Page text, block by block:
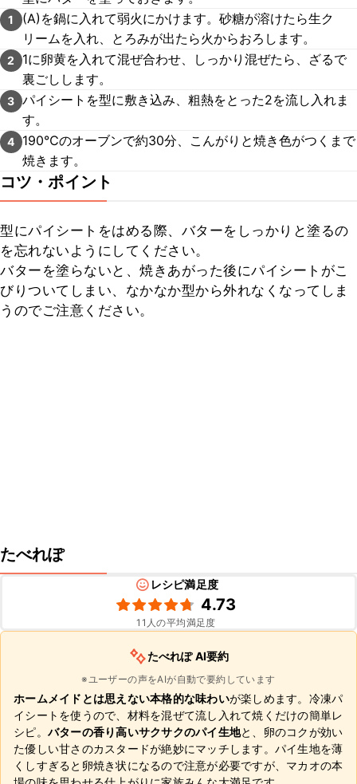
1
(A)を鍋に入れて弱火にかけます。砂糖が溶けたら生ク
リームを入れ、とろみが出たら火からおろします。
2
1に卵黄を入れて混ぜ合わせ、しっかり混ぜたら、ざるで
裏ごしします。
3 パイシートを型に敷き込み、粗熱をとった2を流し入れま
す。
4
190℃のオーブンで約30分、こんがりと焼き色がつくまで
焼きます。
コツ・ポイント
型にパイシートをはめる際、バターをしっかりと塗るの
を忘れないようにしてください。
バターを塗らないと、焼きあがった後にパイシートがこ
びりついてしまい、なかなか型から外れなくなってしま
うのでご注意ください。
たべれぽ
レシピ満足度
4.73
11 人の平均満足度
たべれぽ AI要約
※ユーザーの声をAIが自動で要約しています
ホームメイドとは思えない本格的な味わいが楽しめます。冷凍パ
イシートを使うので、材料を混ぜて流し入れて焼くだけの簡単レ
シピ。 バターの香り高いサクサクのパイ生地と、卵のコクが効い
た優しい甘さのカスタードが絶妙にマッチします。パイ生地を薄
くしすぎると卵焼き状になるので注意が必要ですが、マカオの本